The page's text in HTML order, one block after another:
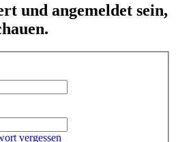
und angemeldet sein,
vergessen